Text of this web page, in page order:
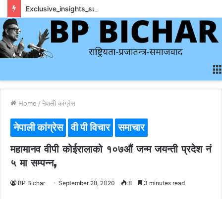
Home / नेपाली कांग्रेस
नेपाली कांग्रेस वी पी विचार समाचार
महामानव वीपी कोईरालाको १०७औं जन्म जयन्ती प्रदेश नं
५ मा सम्पन्न,
BP Bichar September 28, 2020 8 3 minutes read